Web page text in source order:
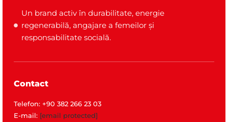
Un brand activ în durabilitate, energie
regenerabilă, angajare a femeilor și
responsabilitate socială.
Contact
Telefon: +90 382 266 23 03
E-mail: [email protected]